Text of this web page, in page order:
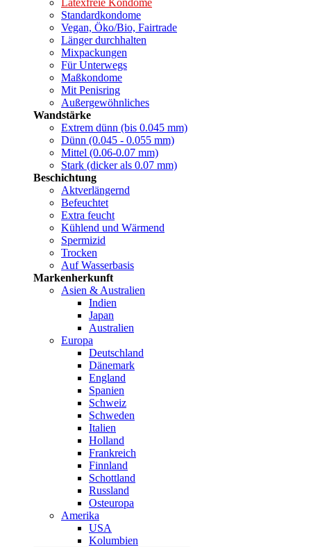
Latexfreie Kondome
Standardkondome
Vegan, Öko/Bio, Fairtrade
Länger durchhalten
Mixpackungen
Für Unterwegs
Maßkondome
Mit Penisring
Außergewöhnliches
Wandstärke
Extrem dünn (bis 0.045 mm)
Dünn (0.045 - 0.055 mm)
Mittel (0.06-0.07 mm)
Stark (dicker als 0.07 mm)
Beschichtung
Aktverlängernd
Befeuchtet
Extra feucht
Kühlend und Wärmend
Spermizid
Trocken
Auf Wasserbasis
Markenherkunft
Asien & Australien
Indien
Japan
Australien
Europa
Deutschland
Dänemark
England
Spanien
Schweiz
Schweden
Italien
Holland
Frankreich
Finnland
Schottland
Russland
Osteuropa
Amerika
USA
Kolumbien